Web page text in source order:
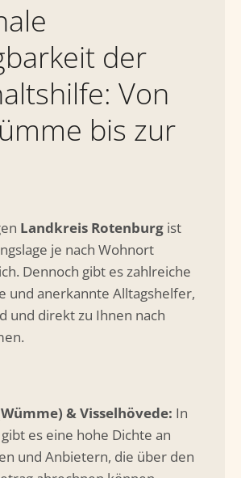
der
Von
bis zur
Landkreis Rotenburg ist
je nach Wohnort
Dennoch gibt es zahlreiche
und anerkannte Alltagshelfer,
und direkt zu Ihnen nach
& Visselhövede: In
es eine hohe Dichte an
und Anbietern, die über den